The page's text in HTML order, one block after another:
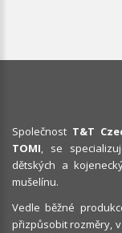
Společnost T&T
TOMI, se
dětských a
mušelínu.
Vedle běžné
přizpůsobit rozměry,